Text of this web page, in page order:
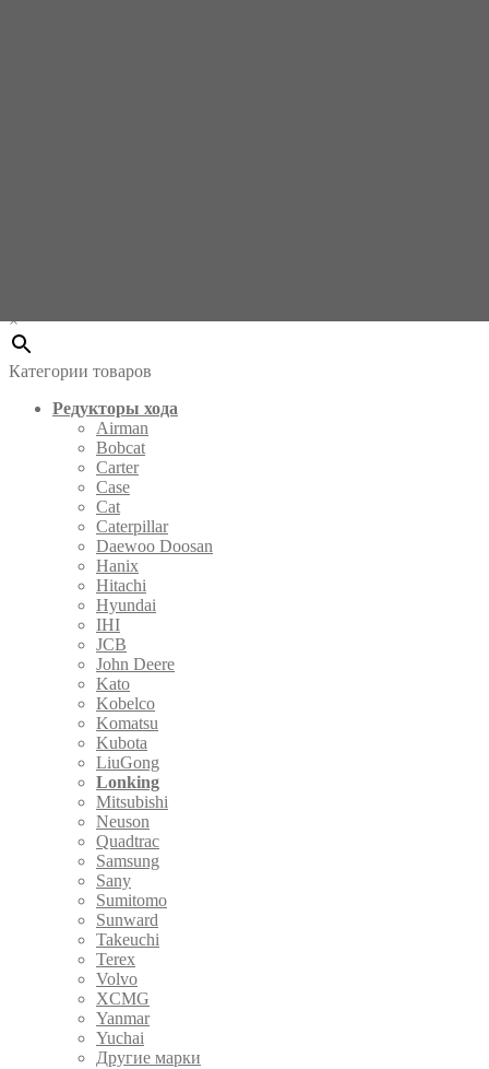
×
Категории товаров
Редукторы хода
Airman
Bobcat
Carter
Case
Cat
Caterpillar
Daewoo Doosan
Hanix
Hitachi
Hyundai
IHI
JCB
John Deere
Kato
Kobelco
Komatsu
Kubota
LiuGong
Lonking
Mitsubishi
Neuson
Quadtrac
Samsung
Sany
Sumitomo
Sunward
Takeuchi
Terex
Volvo
XCMG
Yanmar
Yuchai
Другие марки